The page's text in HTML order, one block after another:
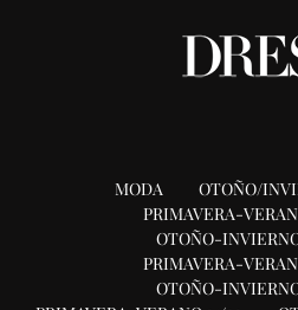
MODA
OTOÑO/
PRIMAVERA-
OTOÑO-
PRIMAVERA-
OTOÑO-